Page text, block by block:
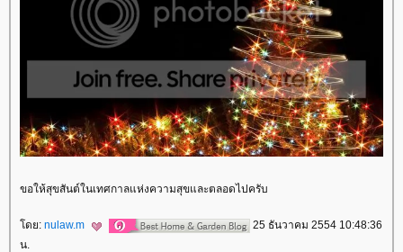
ขอให้สุขสันต์ในเทศกาลแห่งความสุขและตลอดไปครับ
ดย: nulaw.m
25 ธันวาคม 2554 10:48:36
น.